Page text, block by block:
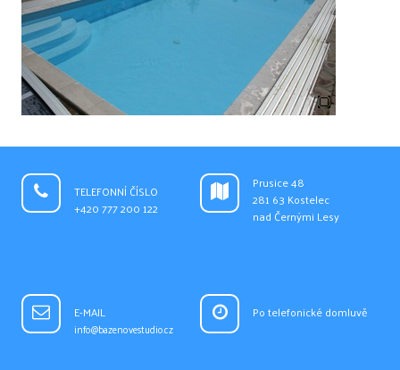
TELEFONNÍ ČÍSLO
+420 777 200 122
Prusice 48
281 63 Kostelec
nad Černými Lesy
E-MAIL
info@bazenovestudio.cz
Po telefonické domluvě